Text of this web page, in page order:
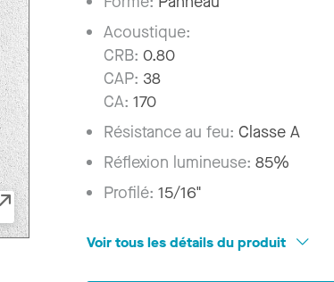
Acoustique:
CRB: 0.80
CAP: 38
CA: 170
Résistance au feu:Classe A
Réflexion lumineuse:85%
Profilé:15/16"
Voir tous les détails du produit